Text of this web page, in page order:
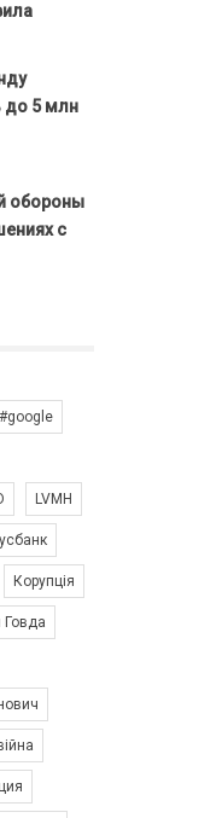
до 5 млн
обороны
с
#google
LVMH
Корупція
Говда